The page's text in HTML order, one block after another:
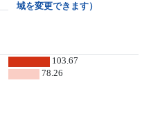
域を変更できます）
103.67
78.26